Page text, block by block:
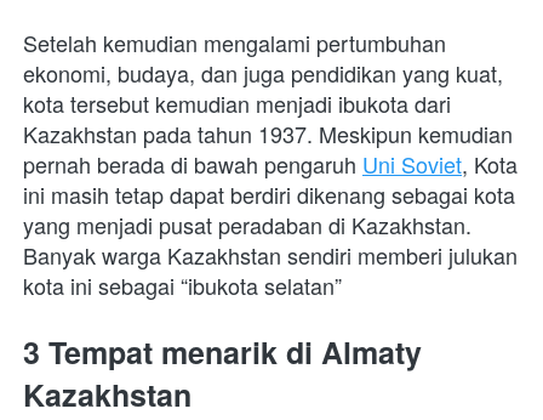
Setelah kemudian mengalami pertumbuhan
ekonomi, budaya, dan juga pendidikan yang kuat,
kota tersebut kemudian menjadi ibukota dari
Kazakhstan pada tahun 1937. Meskipun kemudian
pernah berada di bawah pengaruh Uni Soviet, Kota
ini masih tetap dapat berdiri dikenang sebagai kota
yang menjadi pusat peradaban di Kazakhstan.
Banyak warga Kazakhstan sendiri memberi julukan
kota ini sebagai “ibukota selatan”
3 Tempat menarik di Almaty
Kazakhstan